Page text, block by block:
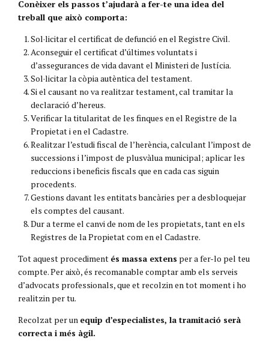
Conèixer els passos t’ajudarà a fer-te una idea del
treball que això comporta:
Sol·licitar el certificat de defunció en el Registre Civil.
Aconseguir el certificat d’últimes voluntats i
d’assegurances de vida davant el Ministeri de Justícia.
Sol·licitar la còpia autèntica del testament.
Si el causant no va realitzar testament, cal tramitar la
declaració d’hereus.
Verificar la titularitat de les finques en el Registre de la
Propietat i en el Cadastre.
Realitzar l’estudi fiscal de l’herència, calculant l’impost de
successions i l’impost de plusvàlua municipal; aplicar les
reduccions i beneficis fiscals que en cada cas siguin
procedents.
Gestions davant les entitats bancàries per a desbloquejar
els comptes del causant.
Dur a terme el canvi de nom de les propietats, tant en els
Registres de la Propietat com en el Cadastre.
Tot aquest procediment és massa extens per a fer-lo pel teu
compte. Per això, és recomanable comptar amb els serveis
d’advocats professionals, que et recolzin en tot moment i ho
realitzin per tu.
Recolzat per un equip d’especialistes, la tramitació serà
correcta i més àgil.